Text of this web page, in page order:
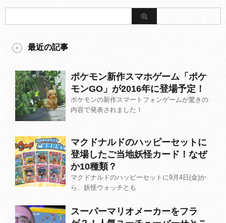
最近の記事
ポケモン新作スマホゲーム「ポケ
モンGO」が2016年に登場予定！
ポケモンの新作スマートフォンゲームが驚きの
内容で発表されました！
マクドナルドのハッピーセットに
登場したご当地妖怪カード！なぜ
か10種類？
マクドナルドのハッピーセットに9月4日(金)か
ら、妖怪ウォッチとも
スーパーマリオメーカーをフラ